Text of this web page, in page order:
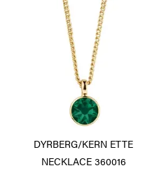
DYRBERG/KERN ETTE
NECKLACE 360016